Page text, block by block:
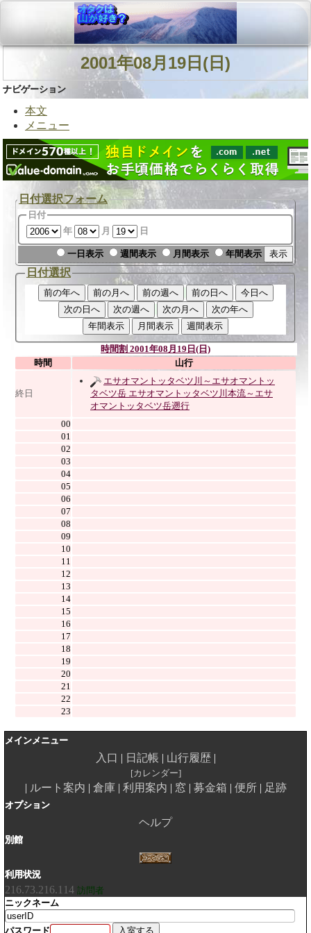
2001年08月19日(日)
ナビゲーション
本文
メニュー
日付選択フォーム
日付
年
月 日
一日表示 週間表示 月間表示 年間表示
日付選択
時間割 2001年08月19日(日)
時間
山行
終日
エサオマントッタベツ川～エサオマントッ
タベツ岳 エサオマントッタベツ川本流～エサ
オマントッタベツ岳遡行
00
01
02
03
04
05
06
07
08
09
10
11
12
13
14
15
16
17
18
19
20
21
22
23
メインメニュー
入口 日記帳 山行履歴
カレンダー
ルート案内 倉庫 利用案内 窓 募金箱 便所 足跡
オプション
ヘルプ
別館
利用状況
216.73.216.114 訪問者
ニックネーム
パスワード